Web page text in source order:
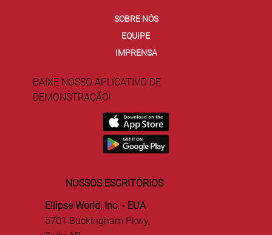
SOBRE NÓS
EQUIPE
IMPRENSA
BAIXE NOSSO APLICATIVO DE
DEMONSTRAÇÃO!
NOSSOS ESCRITÓRIOS
Ellipse World, Inc. - EUA
5701 Buckingham Pkwy,